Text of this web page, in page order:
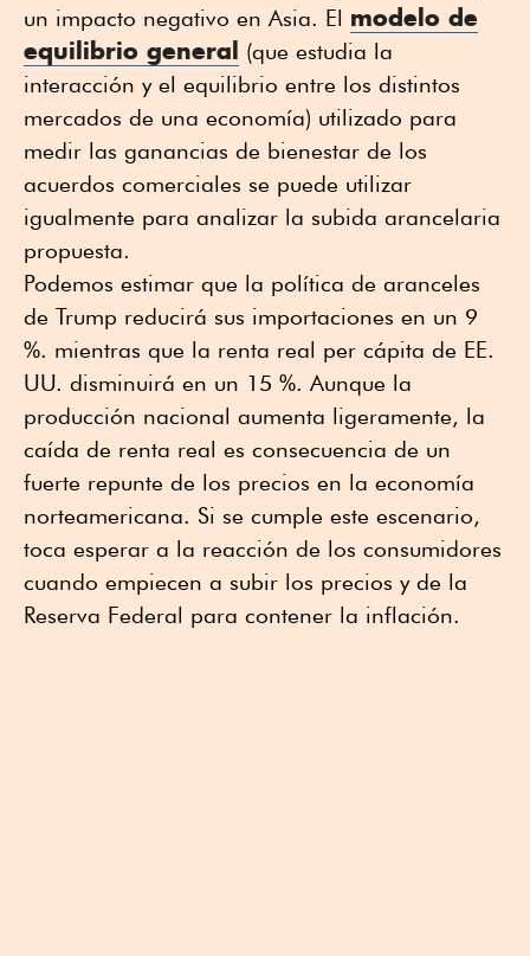
un impacto negativo en Asia. El modelo de
equilibrio general
(que estudia la
interacción y el equilibrio entre los distintos
mercados de una economía) utilizado para
medir las ganancias de bienestar de los
acuerdos comerciales se puede utilizar
igualmente para analizar la subida arancelaria
propuesta.
Podemos estimar que la política de aranceles
de Trump reducirá sus importaciones en un 9
%. mientras que la renta real per cápita de EE.
UU. disminuirá en un 15 %. Aunque la
producción nacional aumenta ligeramente, la
caída de renta real es consecuencia de un
fuerte repunte de los precios en la economía
norteamericana. Si se cumple este escenario,
toca esperar a la reacción de los consumidores
cuando empiecen a subir los precios y de la
Reserva Federal para contener la inflación.